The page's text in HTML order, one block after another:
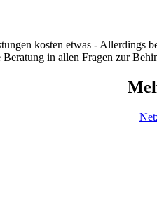
kosten etwas -
in allen Fragen zur